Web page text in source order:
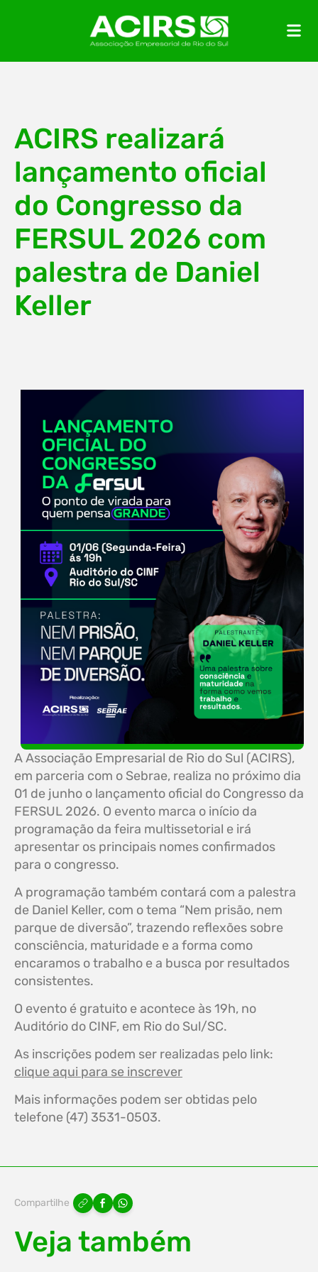
ACIRS realizará
lançamento oficial
do Congresso da
FERSUL 2026 com
palestra de Daniel
Keller
A Associação Empresarial de Rio do Sul (ACIRS),
em parceria com o Sebrae, realiza no próximo dia
01 de junho o lançamento oficial do Congresso da
FERSUL 2026. O evento marca o início da
programação da feira multissetorial e irá
apresentar os principais nomes confirmados
para o congresso.
A programação também contará com a palestra
de Daniel Keller, com o tema “Nem prisão, nem
parque de diversão”, trazendo reflexões sobre
consciência, maturidade e a forma como
encaramos o trabalho e a busca por resultados
consistentes.
O evento é gratuito e acontece às 19h, no
Auditório do CINF, em Rio do Sul/SC.
As inscrições podem ser realizadas pelo link:
clique aqui para se inscrever
Mais informações podem ser obtidas pelo
telefone (47) 3531-0503.
Compartilhe
Veja também